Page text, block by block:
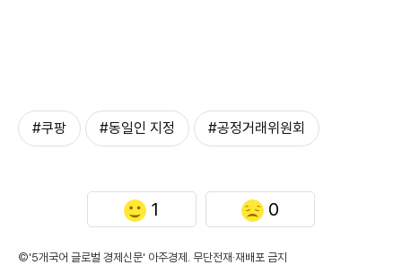
#쿠팡 #동일인 지정 #공정거래위원회
1 0
©'5개국어 글로벌 경제신문' 아주경제. 무단전재·재배포 금지